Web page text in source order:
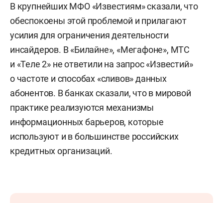
В крупнейших МФО «Известиям» сказали, что
обеспокоены этой проблемой и прилагают
усилия для ограничения деятельности
инсайдеров. В «Билайне», «Мегафоне», МТС
и «Теле 2» не ответили на запрос «Известий»
о частоте и способах «сливов» данных
абонентов. В банках сказали, что в мировой
практике реализуются механизмы
информационных барьеров, которые
используют и в большинстве российских
кредитных организаций.